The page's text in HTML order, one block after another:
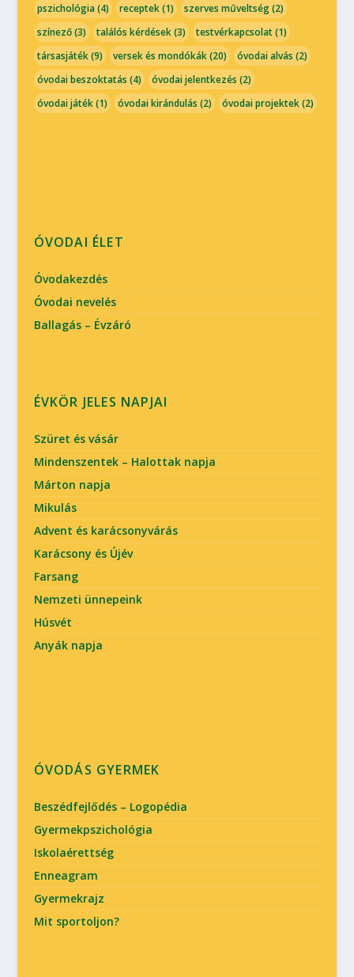
pszichológia(4) receptek(1) szerves műveltség(2)
színező(3) találós kérdések(3) testvérkapcsolat(1)
társasjáték(9) versek és mondókák(20) óvodai alvás (2)
óvodai beszoktatás (4) óvodai jelentkezés (2)
óvodai játék(1) óvodai kirándulás (2) óvodai projektek(2)
ÓVODAI ÉLET
Óvodakezdés
Óvodai nevelés
Ballagás – Évzáró
ÉVKÖR JELES NAPJAI
Szüret és vásár
Mindenszentek – Halottak napja
Márton napja
Mikulás
Advent és karácsonyvárás
Karácsony és Újév
Farsang
Nemzeti ünnepeink
Húsvét
Anyák napja
ÓVODÁS GYERMEK
Beszédfejlődés – Logopédia
Gyermekpszichológia
Iskolaérettség
Enneagram
Gyermekrajz
Mit sportoljon?